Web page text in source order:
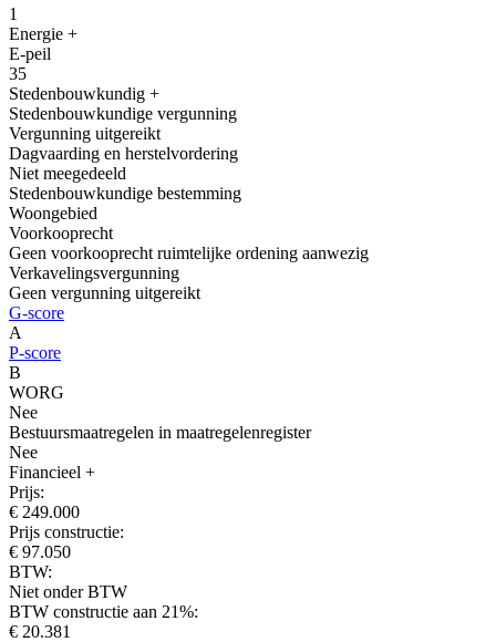
1
Energie +
E-peil
35
Stedenbouwkundig +
Stedenbouwkundige vergunning
Vergunning uitgereikt
Dagvaarding en herstelvordering
Niet meegedeeld
Stedenbouwkundige bestemming
Woongebied
Voorkooprecht
Geen voorkooprecht ruimtelijke ordening aanwezig
Verkavelingsvergunning
Geen vergunning uitgereikt
G-score
A
P-score
B
WORG
Nee
Bestuursmaatregelen in maatregelenregister
Nee
Financieel +
Prijs:
€ 249.000
Prijs constructie:
€ 97.050
BTW:
Niet onder BTW
BTW constructie aan 21%:
€ 20.381